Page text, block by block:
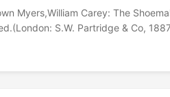
Myers,William Carey: The
S.W. Partridge & Co,
人……（Charlotte Yonge, Pioneers